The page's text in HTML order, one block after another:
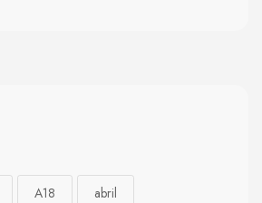
A18 abril